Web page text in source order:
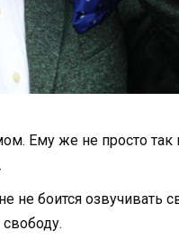
Ему же не просто так
не боится озвучивать